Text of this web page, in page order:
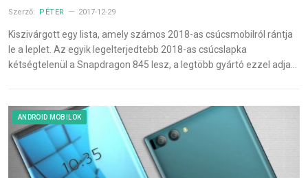
Szerző: PÉTER 2017-12-29
Kiszivárgott egy lista, amely számos 2018-as csúcsmobilról rántja
le a leplet. Az egyik legelterjedtebb 2018-as csúcslapka
kétségtelenül a Snapdragon 845 lesz, a legtöbb gyártó ezzel adja…
ANDROID MOBILOK